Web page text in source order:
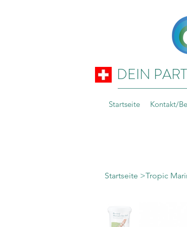
DEIN
Startseite Kontakt/
Startseite >Tropic